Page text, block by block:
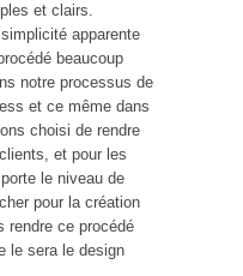
et clairs.
apparente
beaucoup
notre processus de
et ce même dans
choisi de rendre
et pour les
le niveau de
pour la création
rendre ce procédé
le sera le design